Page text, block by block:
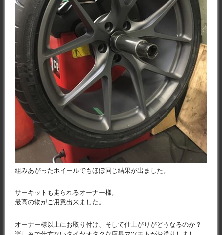
組みあがったホイールでもほぼ同じ結果が出ました。
サーキットも走られるオーナー様。
最高の物がご用意出来ました。
オーナー様以上にお取り付け、そして仕上がりがどうなるのか？